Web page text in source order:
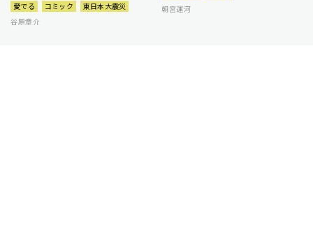
愛でる コミック
東日本大震災
谷原章介
朝宮運河